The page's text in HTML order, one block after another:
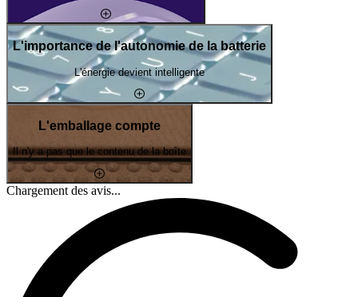
L'importance de l'autonomie de la batterie
L'énergie devient intelligente
L'emballage compte
Il n'y a pas que le contenu de la boîte
Chargement des avis...